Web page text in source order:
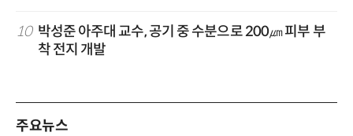
10 박성준 아주대 교수, 공기 중 수분으로 200㎛ 피부 부
착 전지 개발
주요뉴스